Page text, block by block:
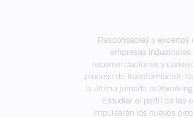
Responsables y
empresas
recomendaciones y
proceso de transformación
la última jornada
Estudiar el perfil de las
impulsarán los nuevos